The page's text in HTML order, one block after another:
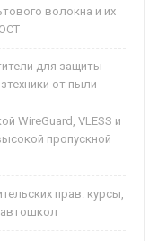
волокна и их
для защиты
от пыли
WireGuard, VLESS и
пропускной
прав: курсы,